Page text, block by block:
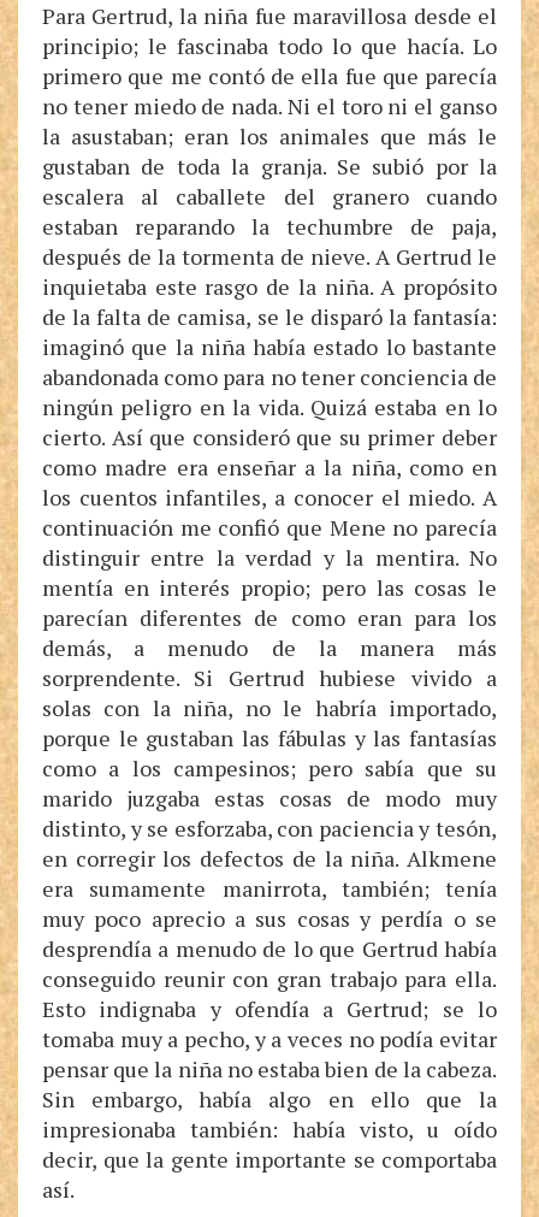
Para Gertrud, la niña fue maravillosa desde el
principio; le fascinaba todo lo que hacía. Lo
primero que me contó de ella fue que parecía
no tener miedo de nada. Ni el toro ni el ganso
la asustaban; eran los animales que más le
gustaban de toda la granja. Se subió por la
escalera al caballete del granero cuando
estaban reparando la techumbre de paja,
después de la tormenta de nieve. A Gertrud le
inquietaba este rasgo de la niña. A propósito
de la falta de camisa, se le disparó la fantasía:
imaginó que la niña había estado lo bastante
abandonada como para no tener conciencia de
ningún peligro en la vida. Quizá estaba en lo
cierto. Así que consideró que su primer deber
como madre era enseñar a la niña, como en
los cuentos infantiles, a conocer el miedo. A
continuación me confió que Mene no parecía
distinguir entre la verdad y la mentira. No
mentía en interés propio; pero las cosas le
parecían diferentes de como eran para los
demás, a menudo de la manera más
sorprendente. Si Gertrud hubiese vivido a
solas con la niña, no le habría importado,
porque le gustaban las fábulas y las fantasías
como a los campesinos; pero sabía que su
marido juzgaba estas cosas de modo muy
distinto, y se esforzaba, con paciencia y tesón,
en corregir los defectos de la niña. Alkmene
era sumamente manirrota, también; tenía
muy poco aprecio a sus cosas y perdía o se
desprendía a menudo de lo que Gertrud había
conseguido reunir con gran trabajo para ella.
Esto indignaba y ofendía a Gertrud; se lo
tomaba muy a pecho, y a veces no podía evitar
pensar que la niña no estaba bien de la cabeza.
Sin embargo, había algo en ello que la
impresionaba también: había visto, u oído
decir, que la gente importante se comportaba
así.